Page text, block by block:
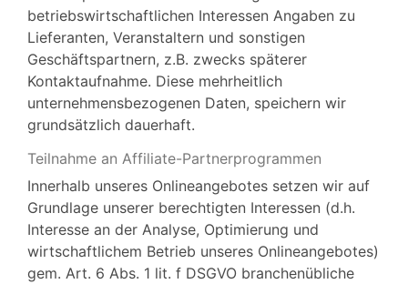
betriebswirtschaftlichen Interessen Angaben zu
Lieferanten, Veranstaltern und sonstigen
Geschäftspartnern, z.B. zwecks späterer
Kontaktaufnahme. Diese mehrheitlich
unternehmensbezogenen Daten, speichern wir
grundsätzlich dauerhaft.
Teilnahme an Affiliate-Partnerprogrammen
Innerhalb unseres Onlineangebotes setzen wir auf
Grundlage unserer berechtigten Interessen (d.h.
Interesse an der Analyse, Optimierung und
wirtschaftlichem Betrieb unseres Onlineangebotes)
gem. Art. 6 Abs. 1 lit. f DSGVO branchenübliche